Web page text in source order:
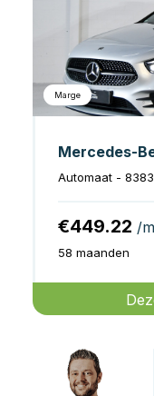
Marge
Automaat -
€449.22 /
58 maanden